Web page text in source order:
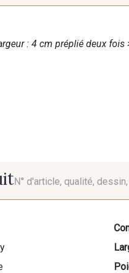
: 4 cm préplié deux
N° d'article, qualité,